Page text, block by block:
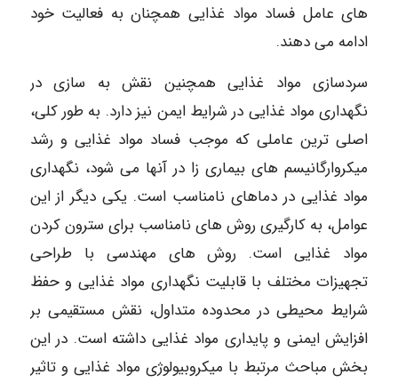
های عامل فساد مواد غذایی همچنان به فعالیت خود
ادامه می دهند.
سردسازی مواد غذایی همچنین نقش به سازی در
نگهداری مواد غذایی در شرایط ایمن نیز دارد. به طور کلی،
اصلی ترین عاملی که موجب فساد مواد غذایی و رشد
میکروارگانیسم های بیماری زا در آنها می شود، نگهداری
مواد غذایی در دماهای نامناسب است. یکی دیگر از این
عوامل، به کارگیری روش های نامناسب برای سترون کردن
مواد غذایی است. روش های مهندسی با طراحی
تجهیزات مختلف با قابلیت نگهداری مواد غذایی و حفظ
شرایط محیطی در محدوده متداول، نقش مستقیمی بر
افزایش ایمنی و پایداری مواد غذایی داشته است. در این
بخش مباحث مرتبط با میکروبیولوژی مواد غذایی و تاثیر